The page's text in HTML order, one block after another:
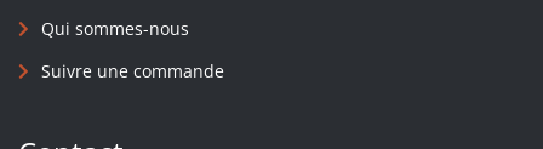
Qui sommes-nous
Suivre une commande